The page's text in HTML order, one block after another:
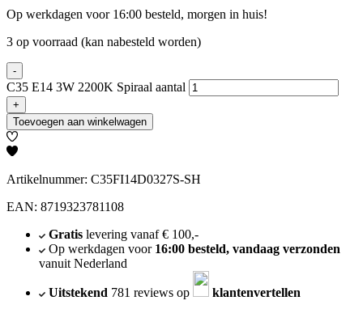
Op werkdagen voor 16:00 besteld, morgen in huis!
3 op voorraad (kan nabesteld worden)
-
C35 E14 3W 2200K Spiraal aantal
+
Toevoegen aan winkelwagen
Artikelnummer: C35FI14D0327S-SH
EAN: 8719323781108
Gratislevering vanaf € 100,-
Op werkdagen voor 16:00 besteld, vandaag verzonden
vanuit Nederland
Uitstekend 781 reviews op
klantenvertellen